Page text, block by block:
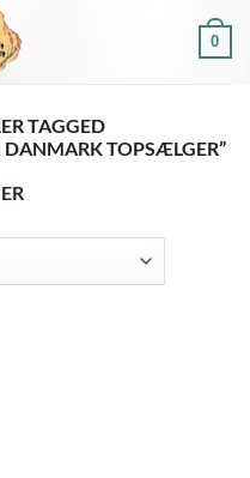
0
TAGGED
DANMARK TOPSÆLGER”